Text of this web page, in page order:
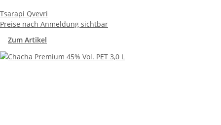
Tsarapi Qvevri
Preise nach Anmeldung sichtbar
Zum Artikel